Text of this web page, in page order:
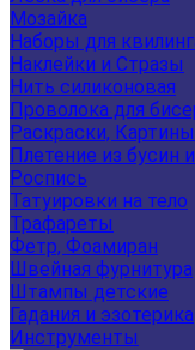
Мозайка
Наборы для
Наклейки и Стразы
Нить силиконовая
Проволока для
Раскраски,
Плетение из бусин
Роспись
Татуировки на тело
Трафареты
Фетр, Фоамиран
Швейная фурнитура
Штампы детские
Гадания и эзотерика
Инструменты